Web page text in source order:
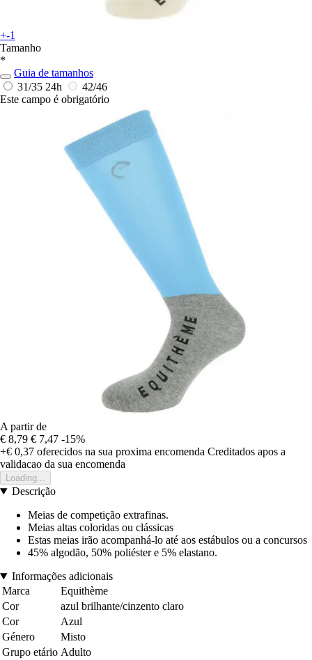
+-1
Tamanho
*
Guia de tamanhos
31/35 24h
42/46
Este campo é obrigatório
A partir de
€ 8,79 € 7,47 -15%
+€ 0,37 oferecidos na sua proxima encomenda Creditados apos a
validacao da sua encomenda
Loading...
Descrição
Meias de competição extrafinas.
Meias altas coloridas ou clássicas
Estas meias irão acompanhá-lo até aos estábulos ou a concursos
45% algodão, 50% poliéster e 5% elastano.
Informações adicionais
Marca
Equithème
Cor
azul brilhante/cinzento claro
Cor
Azul
Género
Misto
Grupo etário Adulto